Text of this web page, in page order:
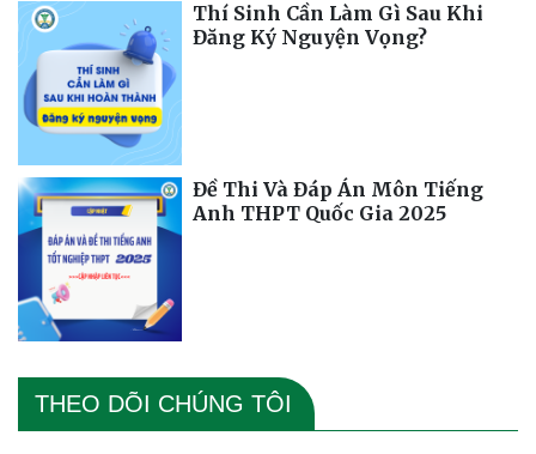
Thí Sinh Cần Làm Gì Sau Khi
Đăng Ký Nguyện Vọng?
Đề Thi Và Đáp Án Môn Tiếng
Anh THPT Quốc Gia 2025
THEO DÕI CHÚNG TÔI